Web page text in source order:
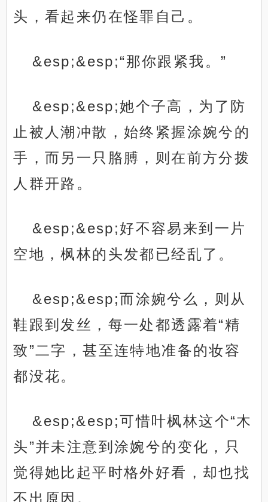
头，看起来仍在怪罪自己。
&esp;&esp;“那你跟紧我。”
&esp;&esp;她个子高，为了防
止被人潮冲散，始终紧握涂婉兮的
手，而另一只胳膊，则在前方分拨
人群开路。
&esp;&esp;好不容易来到一片
空地，枫林的头发都已经乱了。
&esp;&esp;而涂婉兮么，则从
鞋跟到发丝，每一处都透露着“精
致”二字，甚至连特地准备的妆容
都没花。
&esp;&esp;可惜叶枫林这个“木
头”并未注意到涂婉兮的变化，只
觉得她比起平时格外好看，却也找
不出原因。